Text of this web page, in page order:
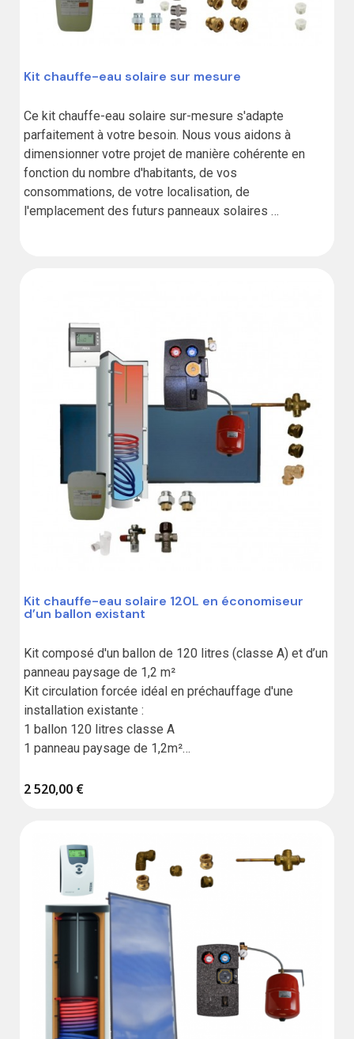
Kit chauffe-eau solaire sur mesure
Ce kit chauffe-eau solaire sur-mesure s'adapte
parfaitement à votre besoin. Nous vous aidons à
dimensionner votre projet de manière cohérente en
fonction du nombre d'habitants, de vos
consommations, de votre localisation, de
l'emplacement des futurs panneaux solaires
revêtement adaptés- Une liaison solaire avec diamètre
et longueur adaptés- Accessoires nécessaires pour
Kit chauffe-eau solaire 120L en économiseur
d’un ballon existant
Kit composé d'un ballon de 120 litres (classe A) et d’un
panneau paysage de 1,2 m²
Kit circulation forcée idéal en préchauffage d'une
installation existante :
1 ballon 120 litres classe A
1 panneau paysage de 1,2m²
Standard sans liaison,
2 520,00 €